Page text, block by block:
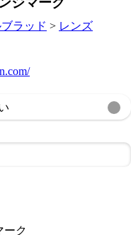
ラッド > レンズ